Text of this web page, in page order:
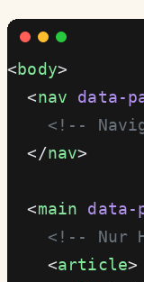
<body>
  <
nav data-
<!--
  </
nav>
  <
main data-
<!-- Nur
    <
article>